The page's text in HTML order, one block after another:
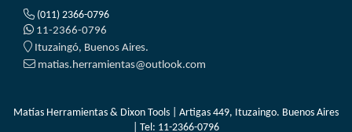
(011) 2366-0796
11-2366-0796
Ituzaingó, Buenos Aires.
matias.herramientas@outlook.com
Matías Herramientas & Dixon Tools | Artigas 449, Ituzaingo. Buenos Aires
| Tel: 11-2366-0796